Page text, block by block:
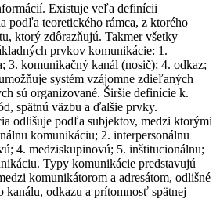
Existuje veľa definícii
podľa teoretického rámca, z ktorého
ktorý zdôrazňujú. Takmer všetky
prvkov komunikácie: 1.
3. komunikačný kanál (nosič); 4. odkaz;
systém vzájomne zdieľaných
sú organizované. Širšie definície k.
spätnú väzbu a ďalšie prvky.
odlišuje podľa subjektov, medzi ktorými
komunikáciu; 2. interpersonálnu
4. medziskupinovú; 5. inštitucionálnu;
Typy komunikácie predstavujú
komunikátorom a adresátom, odlišné
kanálu, odkazu a prítomnosť spätnej